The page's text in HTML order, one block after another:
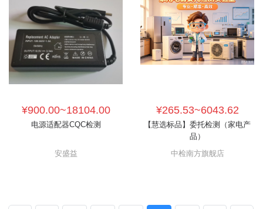
¥900.00~18104.00
电源适配器CQC检测
安盛益
¥265.53~6043.62
【慧选标品】委托检测（家电产
品）
中检南方旗舰店